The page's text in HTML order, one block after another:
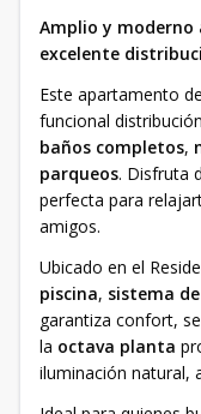
Amplio y
excelente
Este apartamento
funcional
baños completos,
parqueos. Disfruta
perfecta para
amigos.
Ubicado en el
piscina, sistema
garantiza confort,
la octava planta
iluminación natural,